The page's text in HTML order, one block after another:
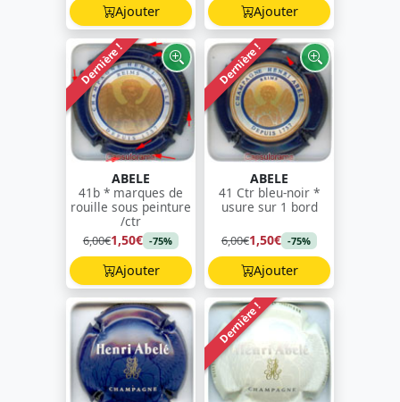
Ajouter Ajouter
Dernière !
ABELE
41b * marques de
rouille sous peinture
/ctr
6,00€1,50€ -75%
Ajouter
Dernière !
ABELE
41 Ctr bleu-noir *
usure sur 1 bord
6,00€1,50€ -75%
Ajouter
Dernière !